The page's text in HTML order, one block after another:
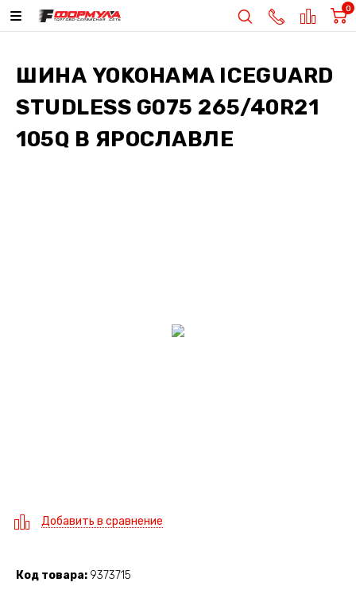
0
ШИНА YOKOHAMA ICEGUARD
STUDLESS G075 265/40R21
105Q В ЯРОСЛАВЛЕ
Добавить в сравнение
Код товара 9373715